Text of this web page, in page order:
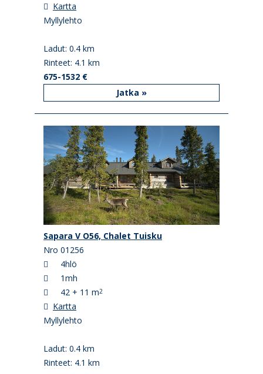
Kartta
Myllylehto
Ladut: 0.4 km
Rinteet: 4.1 km
675-1532 €
Jatka »
Sapara V O56, Chalet Tuisku
Nro 01256
4hlö
1mh
42 + 11 m2
Kartta
Myllylehto
Ladut: 0.4 km
Rinteet: 4.1 km